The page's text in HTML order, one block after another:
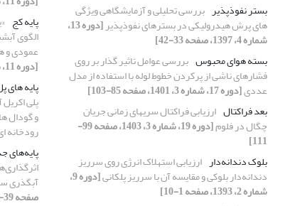
بستر نفوذپذیر بررسی تحلیلی و آزمایشگاهی ویژگی
های پرش هیدرولیکی در بسترهای نفوذپذیر [دوره 13،
شماره 4، 1397، صفحه 33-42]
بسته هوای محبوس بررسی عوامل تاثیر گذار بر روی
فشارهای ناشی از پرکردن خطوط لوله‌ با استفاده از مدل
عددی[دوره 17، شماره 3، 1401، صفحه 85-103]
بعد فراکتال ارزیابی فراکتال سریهای زمانی جریان
چگال در فلوم [دوره 19، شماره 3، 1403، صفحه 99-
111]
بلوک دندانه‌دار ارزیابی استهلاک انرژی روی سرریز
دندانه‌دار بلوکی و مقایسه آن با سرریز پلکانی [دوره 9،
شماره 2، 1393، صفحه 1-10]
پایه کج
الگوی
عمودی و
[دوره 11، شماره 3، 1395، صفحه 73-79]
پایه های
پلی
و گودال
رودخانه
پایه‌های
آبگذری
صفحه 39-52]